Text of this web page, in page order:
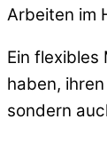
Arbeiten im
Ein
haben,
sondern